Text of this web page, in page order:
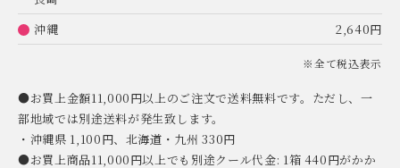
沖縄 2,640円
※全て税込表示
●お買上金額11,000円以上のご注文で送料無料です。ただし、一
部地域では別途送料が発生致します。
・沖縄県 1,100円、北海道・九州 330円
●お買上商品11,000円以上でも別途クール代金: 1箱 440円がかか